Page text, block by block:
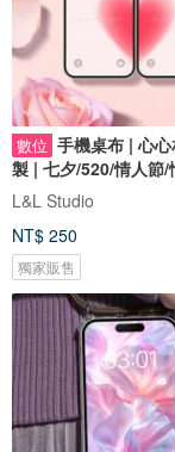
數位 手機桌布 | 心心相印
製 | 七夕/520/情人節/
L&L Studio
NT$ 250
獨家販售